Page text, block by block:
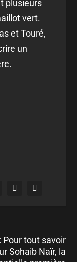
plusieurs
vert.
et Touré,
un
Pour tout savoir
Sohaib Naïr, la